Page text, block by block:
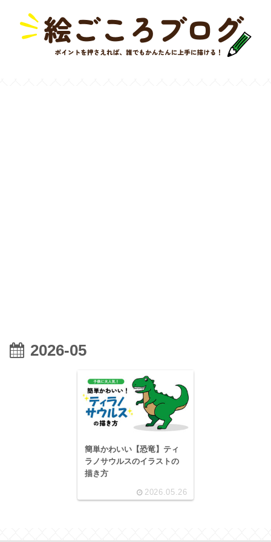
2026-05
簡単かわいい【恐竜】ティ
ラノサウルスのイラストの
描き方
2026.05.26